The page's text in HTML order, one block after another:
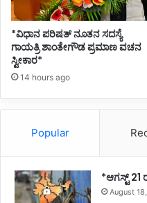
*ವಿಧಾನ ಪರಿಷತ್ ನೂತನ ಸದಸ್ಯೆ
ಗಾಯತ್ರಿ ಶಾಂತೇಗೌಡ ಪ್ರಮಾಣ ವಚನ
ಸ್ವೀಕಾರ*
14 hours ago
Popular
*ಆಗಸ್ಟ್
August